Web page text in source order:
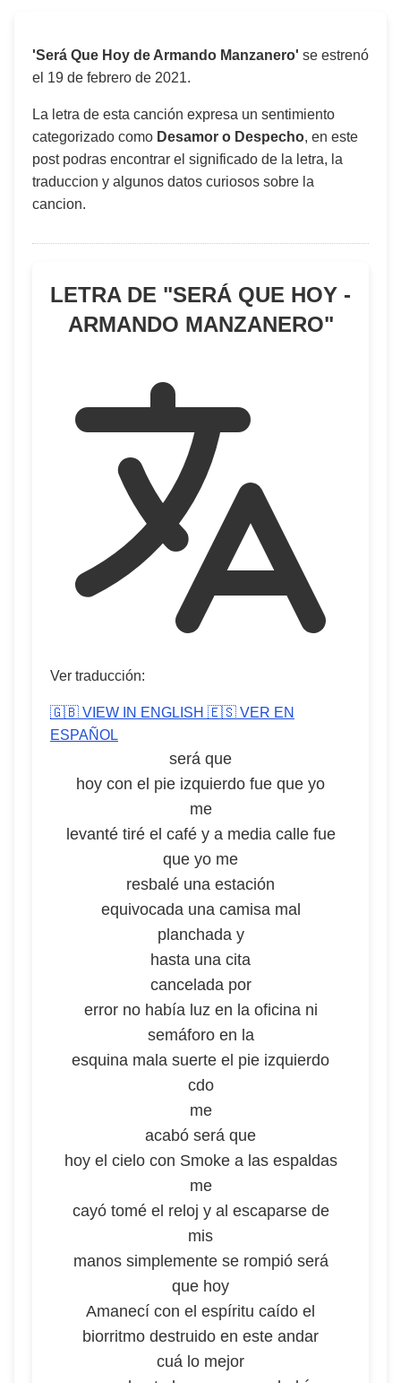
'Será Que Hoy de Armando Manzanero' se estrenó
el 19 de febrero de 2021.
La letra de esta canción expresa un sentimiento
categorizado como Desamor o Despecho, en este
post podras encontrar el significado de la letra, la
traduccion y algunos datos curiosos sobre la
cancion.
LETRA DE "SERÁ QUE HOY -
ARMANDO MANZANERO"
Ver traducción:
🇬🇧 VIEW IN ENGLISH 🇪🇸 VER EN
ESPAÑOL
será que
hoy con el pie izquierdo fue que yo
me
levanté tiré el café y a media calle fue
que yo me
resbalé una estación
equivocada una camisa mal
planchada y
hasta una cita
cancelada por
error no había luz en la oficina ni
semáforo en la
esquina mala suerte el pie izquierdo
cdo
me
acabó será que
hoy el cielo con Smoke a las espaldas
me
cayó tomé el reloj y al escaparse de
mis
manos simplemente se rompió será
que hoy
Amanecí con el espíritu caído el
biorritmo destruido en este andar
cuá lo mejor